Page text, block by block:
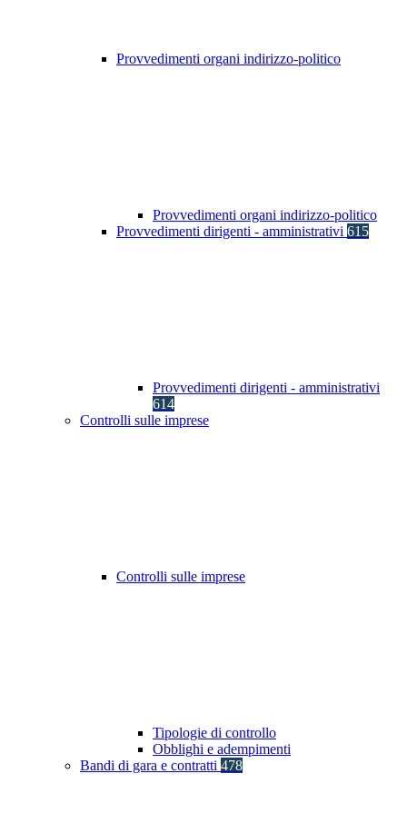
Provvedimenti organi indirizzo-politico
Provvedimenti organi indirizzo-politico
Provvedimenti dirigenti - amministrativi 615
Provvedimenti dirigenti - amministrativi
614
Controlli sulle imprese
Controlli sulle imprese
Tipologie di controllo
Obblighi e adempimenti
Bandi di gara e contratti 478